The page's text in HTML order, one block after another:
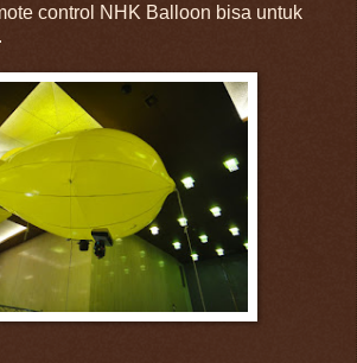
control NHK Balloon bisa untuk